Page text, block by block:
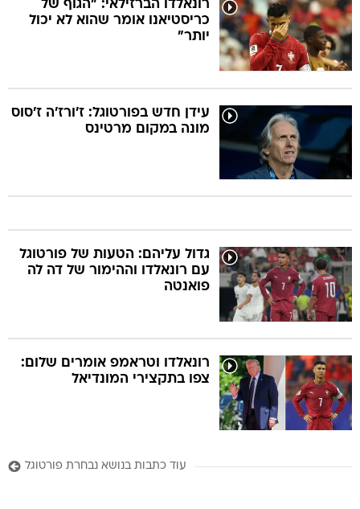
רונאלדו הברזילאי: "הגוף של
כריסטיאנו אומר שהוא לא יכול
יותר"
עידן חדש בפורטוגל: ז'ורז'ה ז'סוס
מונה במקום מרטינס
גדול עליהם: הטעות של פורטוגל
עם רונאלדו וההימור של דה לה
פואנטה
רונאלדו וטראמפ אומרים שלום:
צפו בתקצירי המונדיאל
עוד כתבות בנושא נבחרת פורטוגל